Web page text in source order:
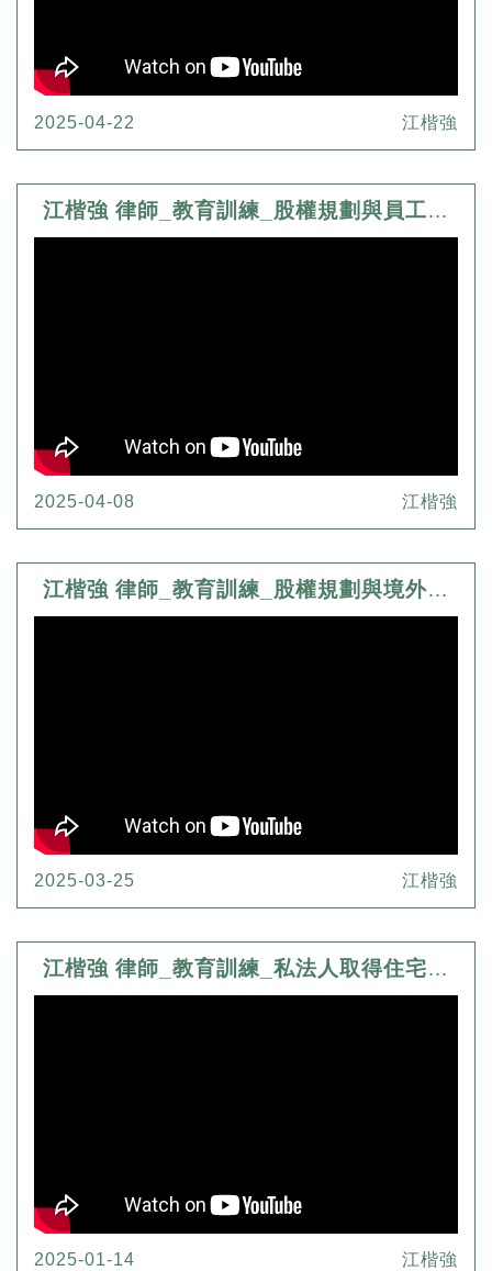
2025-04-22 江楷強
江楷強 律師_教育訓練_股權規劃與員工激勵制度
2025-04-08 江楷強
江楷強 律師_教育訓練_股權規劃與境外公司實務
2025-03-25 江楷強
江楷強 律師_教育訓練_私法人取得住宅之限制與例外
2025-01-14 江楷強